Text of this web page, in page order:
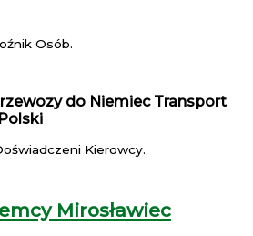
Osób.
do Niemiec Transport
Kierowcy.
Mirosławiec